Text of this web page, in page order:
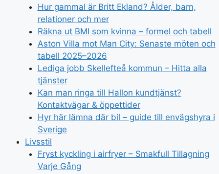
Hur gammal är Britt Ekland? Ålder, barn,
relationer och mer
Räkna ut BMI som kvinna – formel och tabell
Aston Villa mot Man City: Senaste möten och
tabell 2025–2026
Lediga jobb Skellefteå kommun – Hitta alla
tjänster
Kan man ringa till Hallon kundtjänst?
Kontaktvägar & öppettider
Hyr här lämna där bil – guide till envägshyra i
Sverige
Livsstil
Fryst kyckling i airfryer – Smakfull Tillagning
Varje Gång